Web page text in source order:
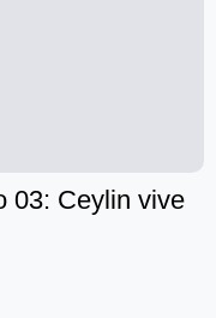
03: Ceylin vive